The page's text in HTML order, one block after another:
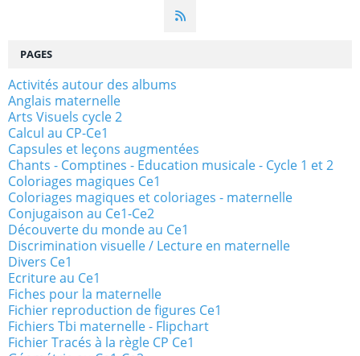
PAGES
Activités autour des albums
Anglais maternelle
Arts Visuels cycle 2
Calcul au CP-Ce1
Capsules et leçons augmentées
Chants - Comptines - Education musicale - Cycle 1 et 2
Coloriages magiques Ce1
Coloriages magiques et coloriages - maternelle
Conjugaison au Ce1-Ce2
Découverte du monde au Ce1
Discrimination visuelle / Lecture en maternelle
Divers Ce1
Ecriture au Ce1
Fiches pour la maternelle
Fichier reproduction de figures Ce1
Fichiers Tbi maternelle - Flipchart
Fichier Tracés à la règle CP Ce1